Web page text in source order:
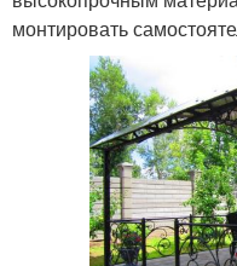
монтировать